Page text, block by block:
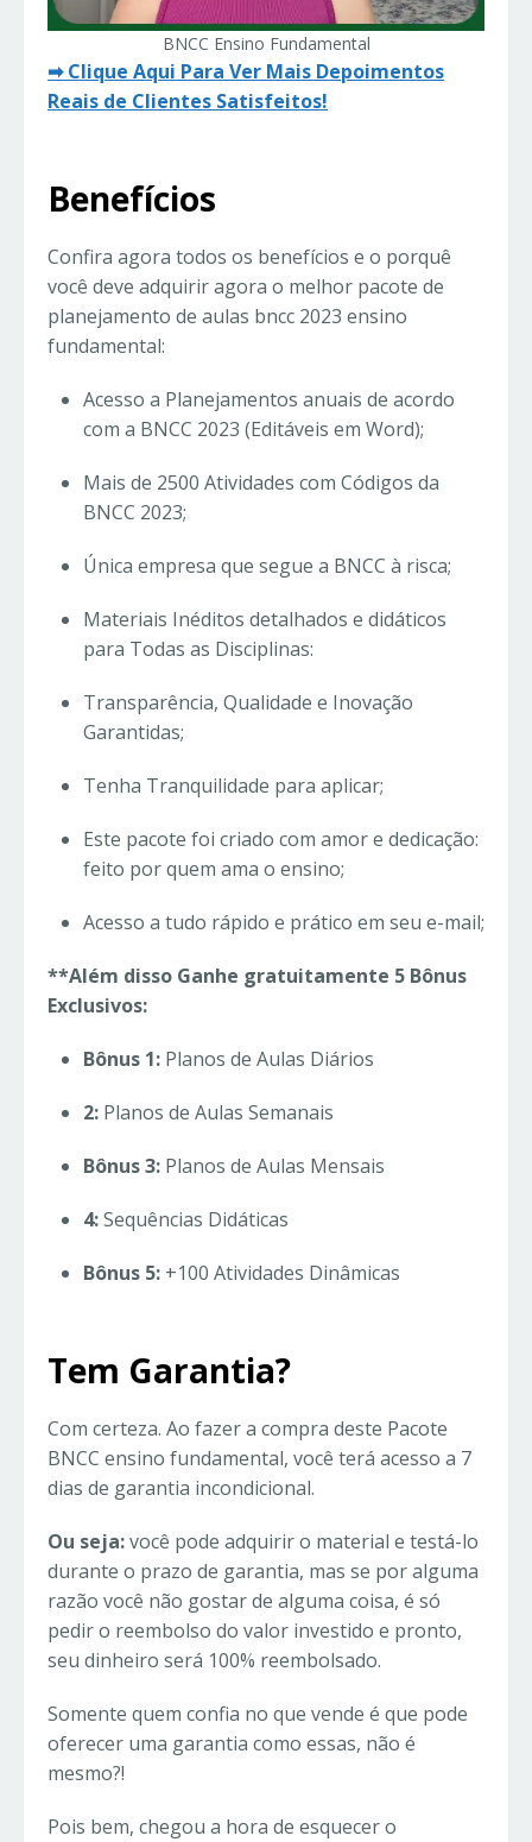
BNCC Ensino Fundamental
➡ Clique Aqui Para Ver Mais Depoimentos
Reais de Clientes Satisfeitos!
Benefícios
Confira agora todos os benefícios e o porquê
você deve adquirir agora o melhor pacote de
planejamento de aulas bncc 2023 ensino
fundamental:
Acesso a Planejamentos anuais de acordo
com a BNCC 2023 (Editáveis em Word);
Mais de 2500 Atividades com Códigos da
BNCC 2023;
Única empresa que segue a BNCC à risca;
Materiais Inéditos detalhados e didáticos
para Todas as Disciplinas:
Transparência, Qualidade e Inovação
Garantidas;
Tenha Tranquilidade para aplicar;
Este pacote foi criado com amor e dedicação:
feito por quem ama o ensino;
Acesso a tudo rápido e prático em seu e-mail;
**Além disso Ganhe gratuitamente 5 Bônus
Exclusivos:
Bônus 1: Planos de Aulas Diários
2: Planos de Aulas Semanais
Bônus 3: Planos de Aulas Mensais
4:Sequências Didáticas
Bônus 5: +100 Atividades Dinâmicas
Tem Garantia?
Com certeza. Ao fazer a compra deste Pacote
BNCC ensino fundamental, você terá acesso a 7
dias de garantia incondicional.
Ou seja:você pode adquirir o material e testá-lo
durante o prazo de garantia, mas se por alguma
razão você não gostar de alguma coisa, é só
pedir o reembolso do valor investido e pronto,
seu dinheiro será 100% reembolsado.
Somente quem confia no que vende é que pode
oferecer uma garantia como essas, não é
mesmo?!
Pois bem, chegou a hora de esquecer o